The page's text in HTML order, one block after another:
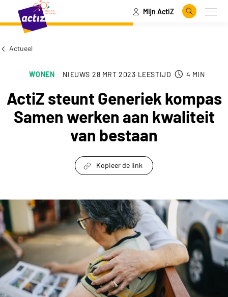
Naar hoofdinhoud
Naar menu Mijn ActiZ
Zoeken
Actueel
WONEN NIEUWS 28 MRT 2023 LEESTIJD 4 MIN
ActiZ steunt Generiek kompas
Samen werken aan kwaliteit
van bestaan
Kopieer de link
ActiZ steunt Generiek kompas Samen werken